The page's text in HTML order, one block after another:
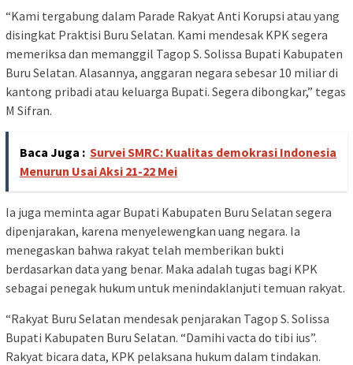
“Kami tergabung dalam Parade Rakyat Anti Korupsi atau yang
disingkat Praktisi Buru Selatan. Kami mendesak KPK segera
memeriksa dan memanggil Tagop S. Solissa Bupati Kabupaten
Buru Selatan. Alasannya, anggaran negara sebesar 10 miliar di
kantong pribadi atau keluarga Bupati. Segera dibongkar,” tegas
M Sifran.
Baca Juga : Survei SMRC: Kualitas demokrasi Indonesia
Menurun Usai Aksi 21-22 Mei
Ia juga meminta agar Bupati Kabupaten Buru Selatan segera
dipenjarakan, karena menyelewengkan uang negara. Ia
menegaskan bahwa rakyat telah memberikan bukti
berdasarkan data yang benar. Maka adalah tugas bagi KPK
sebagai penegak hukum untuk menindaklanjuti temuan rakyat.
“Rakyat Buru Selatan mendesak penjarakan Tagop S. Solissa
Bupati Kabupaten Buru Selatan. “Damihi vacta do tibi ius”.
Rakyat bicara data, KPK pelaksana hukum dalam tindakan.